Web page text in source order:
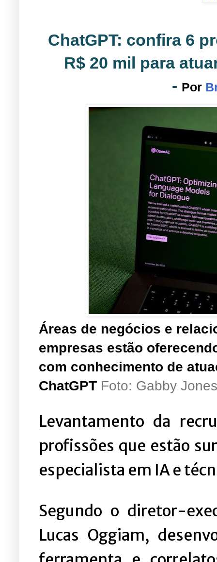
ChatGPT: confira 6
R$ 20 mil para
- Por
Áreas de negócios e
empresas estão
com conhecimento de
ChatGPT Foto: Gabby
Levantamento da
profissões que estão
especialista em IA e
Segundo o diretor-
Lucas Oggiam,